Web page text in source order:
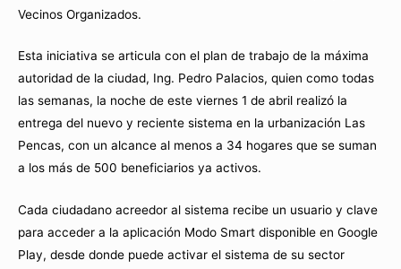
Vecinos Organizados.
Esta iniciativa se articula con el plan de trabajo de la máxima
autoridad de la ciudad, Ing. Pedro Palacios, quien como todas
las semanas, la noche de este viernes 1 de abril realizó la
entrega del nuevo y reciente sistema en la urbanización Las
Pencas, con un alcance al menos a 34 hogares que se suman
a los más de 500 beneficiarios ya activos.
Cada ciudadano acreedor al sistema recibe un usuario y clave
para acceder a la aplicación Modo Smart disponible en Google
Play, desde donde puede activar el sistema de su sector